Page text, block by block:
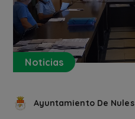
Noticias
Ayuntamiento De Nules